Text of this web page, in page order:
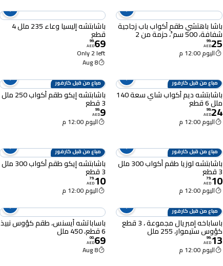
باشا باهتشي طقم أكواب باب زجاجية
شفافة، 500 سم³، حزمة من 2
25
.
99
AED
اليوم 12:00 م
باشابتشه إليسيا وعاء 235 ملل 4
قطع
69
.
99
AED
Only 2 left
8 Aug
مباع من قبل كارفور
باشابتشه ديم أكواب شاي سعة 140
ملل 6 قطع
24
.
99
AED
اليوم 12:00 م
مباع من قبل كارفور
باشابتشه إيكو طقم أكواب 250 ملل
3 قطع
9
.
99
AED
اليوم 12:00 م
مباع من قبل كارفور
باشابتشه لوزيا طقم أكواب 300 ملل
3 قطع
10
.
79
AED
اليوم 12:00 م
مباع من قبل كارفور
باشابتشه إيكو طقم أكواب 300 ملل
3 قطع
10
.
79
AED
اليوم 12:00 م
مباع من قبل كارفور
باساباخه إمبريال مجموعة ، 3 قطع
كؤوس ستيموار، 255 ملل
13
.
99
AED
اليوم 12:00 م
باساباتشه أيسنس، طقم كؤوس نبيذ
6 قطع، 450 ملل
69
.
00
AED
8 Aug